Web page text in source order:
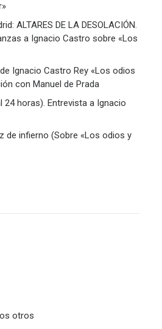
ALTARES DE LA DESOLACIÓN.
a Ignacio Castro sobre «Los
Ignacio Castro Rey «Los odios
con Manuel de Prada
24 horas). Entrevista a Ignacio
de infierno (Sobre «Los odios y
otros